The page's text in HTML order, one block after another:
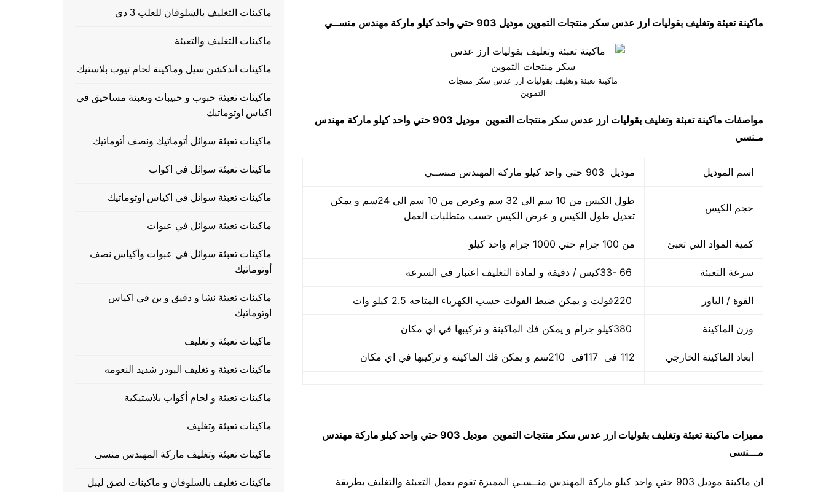
ماكينة تعبئة وتغليف بقوليات ارز عدس سكر منتجات التموين موديل 903 حتي واحد كيلو ماركة مهندس منســي
ماكينة تعبئة وتغليف بقوليات ارز عدس سكر منتجات
التموين
مواصفات ماكينة تعبئة وتغليف بقوليات ارز عدس سكر منتجات التموين
موديل 903 حتي واحد كيلو ماركة مهندس
مـنسي
اسم الموديل موديل 903 حتي واحد كيلو ماركة المهندس منســي
حجم الكيس
طول الكيس من 10 سم الي 32 سم وعرض من 10 سم الي 24سم و يمكن
تعديل طول الكيس و عرض الكيس حسب متطلبات العمل
كمية المواد التي تعبئ من 100 جرام حتي 1000 جرام واحد كيلو
سرعة التعبئة
القوة / الباور
وزن الماكينة
أبعاد الماكينة الخارجي 112 فى 117فى 210سم و يمكن فك الماكينة و تركيبها في اي مكان
مميزات ماكينة تعبئة وتغليف بقوليات ارز عدس سكر منتجات التموين
موديل 903 حتي واحد كيلو ماركة مهندس
مـــنسى
ان ماكينة موديل 903 حتي واحد كيلو ماركة المهندس منــسـي المميزة تقوم بعمل التعبئة والتغليف بطريقة
ماكينات التغليف بالسلوفان للعلب 3 دي
ماكينات التغليف والتعبئة
ماكينات اندكشن سيل وماكينة لحام تيوب بلاستيك
ماكينات تعبئة حبوب و حبيبات وتعبئة مساحيق في
اكياس اوتوماتيك
ماكينات تعبئة سوائل أتوماتيك ونصف أتوماتيك
ماكينات تعبئة سوائل في اكواب
ماكينات تعبئة سوائل في اكياس اوتوماتيك
ماكينات تعبئة سوائل في عبوات
ماكينات تعبئة سوائل في عبوات وأكياس نصف
أوتوماتيك
ماكينات تعبئة نشا و دقيق و بن في اكياس
اوتوماتيك
ماكينات تعبئة و تغليف
ماكينات تعبئة و تغليف البودر شديد النعومه
ماكينات تعبئة و لحام أكواب بلاستيكية
ماكينات تعبئة وتغليف
ماكينات تعبئة وتغليف ماركة المهندس منسى
ماكينات تغليف بالسلوفان و ماكينات لصق ليبل